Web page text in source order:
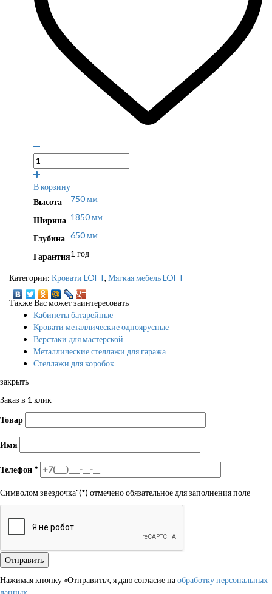
В корзину
Высота
750 мм
Ширина 1850 мм
Глубина 650 мм
Гарантия1 год
Категории: Кровати LOFT, Мягкая мебель LOFT
Также Вас может заинтересовать
Кабинеты батарейные
Кровати металлические одноярусные
Верстаки для мастерской
Металлические стеллажи для гаража
Стеллажи для коробок
закрыть
Заказ в 1 клик
Товар
Имя
Телефон *
Символом звездочка"(*) отмечено обязательное для заполнения поле
Нажимая кнопку «Отправить», я даю согласие наобработку персональных
данных